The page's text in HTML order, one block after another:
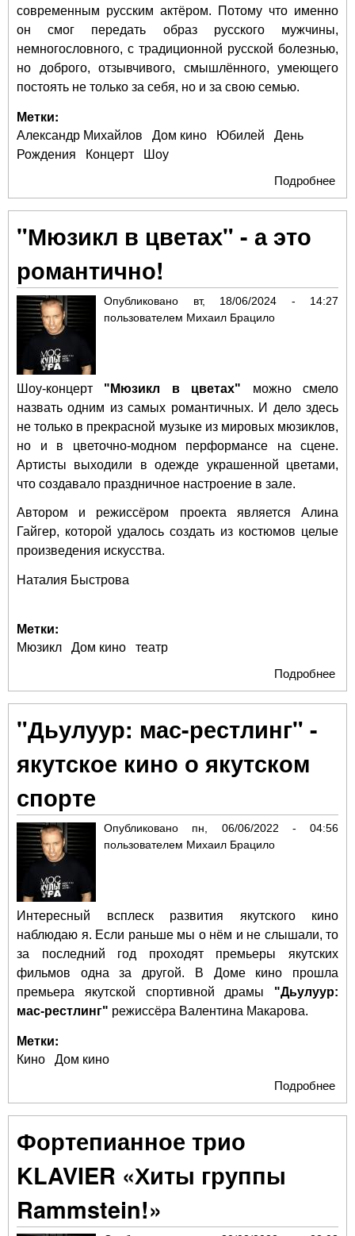
современным русским актёром. Потому что именно
он смог передать образ русского мужчины,
немногословного, с традиционной русской болезнью,
но доброго, отзывчивого, смышлённого, умеющего
постоять не только за себя, но и за свою семью.
Метки:
Александр Михайлов Дом кино Юбилей
День
Рождения
Концерт
Шоу
Подробнее
"Мюзикл в цветах" - а это
романтично!
Опубликовано вт, 18/06/2024 - 14:27
пользователем Михаил Брацило
Шоу-концерт "Мюзикл в цветах" можно смело
назвать одним из самых романтичных. И дело здесь
не только в прекрасной музыке из мировых мюзиклов,
но и в цветочно-модном перформансе на сцене.
Артисты выходили в одежде украшенной цветами,
что создавало праздничное настроение в зале.
Автором и режиссёром проекта является Алина
Гайгер, которой удалось создать из костюмов целые
произведения искусства.
Наталия Быстрова
Метки:
Мюзикл Дом кино
театр
Подробнее
это
"Дьулуур: мас-рестлинг" -
якутское кино о якутском
спорте
Опубликовано пн, 06/06/2022 - 04:56
пользователем Михаил Брацило
Интересный всплеск развития якутского кино
наблюдаю я. Если раньше мы о нём и не слышали, то
за последний год проходят премьеры якутских
фильмов одна за другой. В Доме кино прошла
премьера якутской спортивной драмы "Дьулуур:
мас-рестлинг" режиссёра Валентина Макарова.
Метки:
Кино
Дом кино
Подробнее
Фортепианное трио
KLAVIER «Хиты группы
Rammstein!»